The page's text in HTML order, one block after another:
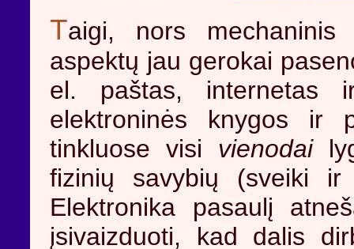
Taigi, nors
aspektų jau gerokai
el. paštas, internetas
elektroninės knygos ir
tinkluose visi vienodai
fizinių savybių (sveiki
Elektronika pasaulį
įsivaizduoti, kad dalis